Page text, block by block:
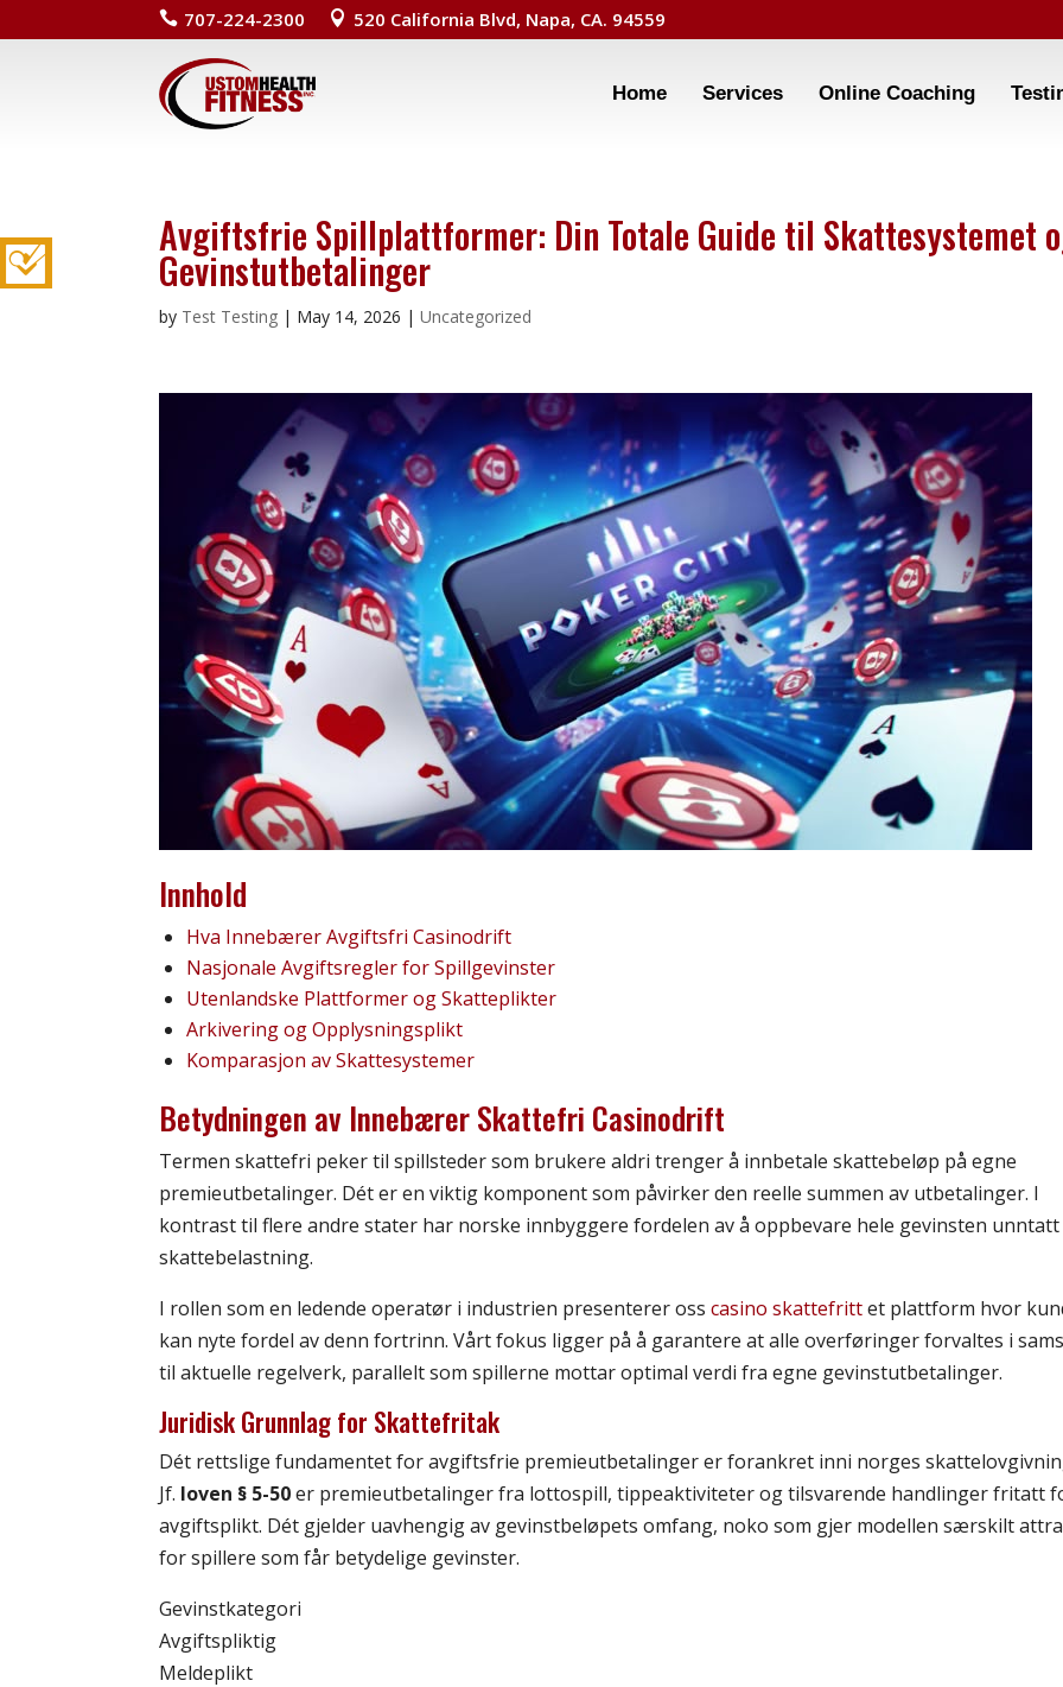
 707-224-2300  520 California Blvd, Napa, CA. 94559
Home Services Online Coaching
Avgiftsfrie Spillplattformer: Din Totale Guide til Skattesystemet
Gevinstutbetalinger
by Test Testing | May 14, 2026 |Uncategorized
Innhold
Hva Innebærer Avgiftsfri Casinodrift
Nasjonale Avgiftsregler for Spillgevinster
Utenlandske Plattformer og Skatteplikter
Arkivering og Opplysningsplikt
Komparasjon av Skattesystemer
Betydningen av Innebærer Skattefri Casinodrift
Termen skattefri peker til spillsteder som brukere aldri trenger å innbetale skattebeløp på egne
premieutbetalinger. Dét er en viktig komponent som påvirker den reelle summen av utbetalinger. I
kontrast til flere andre stater har norske innbyggere fordelen av å oppbevare hele gevinsten unntatt
skattebelastning.
I rollen som en ledende operatør i industrien presenterer osscasino skattefrittet plattform hvor
kan nyte fordel av denn fortrinn. Vårt fokus ligger på å garantere at alle overføringer forvaltes i
til aktuelle regelverk, parallelt som spillerne mottar optimal verdi fra egne gevinstutbetalinger.
Juridisk Grunnlag for Skattefritak
Dét rettslige fundamentet for avgiftsfrie premieutbetalinger er forankret inni norges
Jf. loven § 5-50er premieutbetalinger fra lottospill, tippeaktiviteter og tilsvarende handlinger fritatt
avgiftsplikt. Dét gjelder uavhengig av gevinstbeløpets omfang, noko som gjer modellen særskilt
for spillere som får betydelige gevinster.
Gevinstkategori
Avgiftspliktig
Meldeplikt